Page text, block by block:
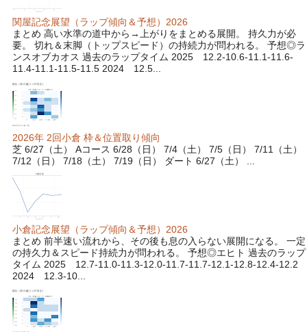
関屋記念展望（ラップ傾向＆予想）2026
まとめ 高い水準の道中から→上がりをまとめる展開。 持久力が必
要。 切れ＆末脚（トップスピード）の持続力が問われる。 予想◎ラ
ンスオブカオス 過去のラップタイム 2025 12.2-10.6-11.1-11.6-
11.4-11.1-11.5-11.5 2024 12.5...
2026年 2回小倉 枠＆位置取り傾向
芝 6/27（土） Aコース 6/28（日） 7/4（土） 7/5（日） 7/11（土）
7/12（日） 7/18（土） 7/19（日） ダート 6/27（土） ...
小倉記念展望（ラップ傾向＆予想）2026
まとめ 前半速い流れから、その後も息の入らない展開になる。 一定
の持久力＆スピード持続力が問われる。 予想◎エヒト 過去のラップ
タイム 2025 12.7-11.0-11.3-12.0-11.7-11.7-12.1-12.8-12.4-12.2
2024 12.3-10...